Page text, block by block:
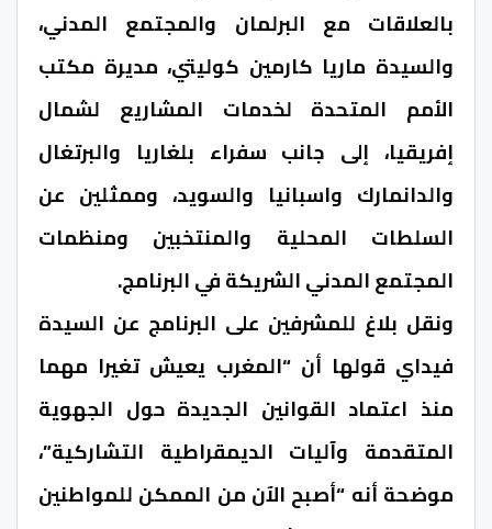
بالعلاقات مع البرلمان والمجتمع المدني،
والسيدة ماريا كارمين كوليتي، مديرة مكتب
الأمم المتحدة لخدمات المشاريع لشمال
إفريقيا، إلى جانب سفراء بلغاريا والبرتغال
والدانمارك واسبانيا والسويد، وممثلين عن
السلطات المحلية والمنتخبين ومنظمات
المجتمع المدني الشريكة في البرنامج.
ونقل بلاغ للمشرفين على البرنامج عن السيدة
فيداي قولها أن “المغرب يعيش تغيرا مهما
منذ اعتماد القوانين الجديدة حول الجهوية
المتقدمة وآليات الديمقراطية التشاركية”،
موضحة أنه “أصبح الآن من الممكن للمواطنين